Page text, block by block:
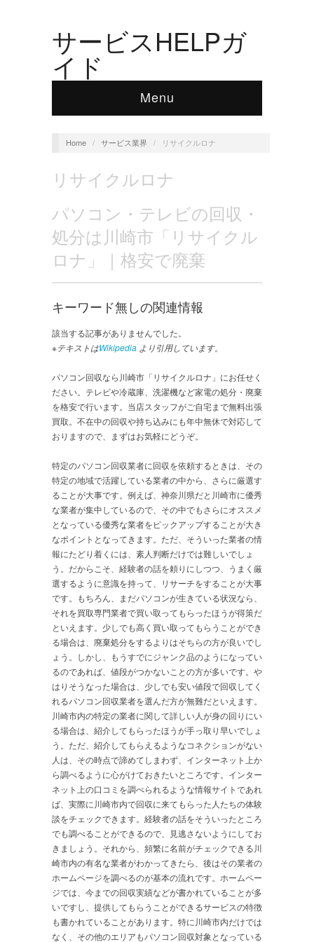
サービスHELPガ
イド
Menu
Home / サービス業界 / リサイクルロナ
リサイクルロナ
パソコン・テレビの回収・
処分は川崎市「リサイクル
ロナ」｜格安で廃棄
キーワード無しの関連情報
該当する記事がありませんでした。
※テキストはWikipedia より引用しています。
パソコン回収なら川崎市「リサイクルロナ」にお任せく
ださい。テレビや冷蔵庫、洗濯機など家電の処分・廃棄
を格安で行います。当店スタッフがご自宅まで無料出張
買取。不在中の回収や持ち込みにも年中無休で対応して
おりますので、まずはお気軽にどうぞ。
特定のパソコン回収業者に回収を依頼するときは、その
特定の地域で活躍している業者の中から、さらに厳選す
ることが大事です。例えば、神奈川県だと川崎市に優秀
な業者が集中しているので、その中でもさらにオススメ
となっている優秀な業者をピックアップすることが大き
なポイントとなってきます。ただ、そういった業者の情
報にたどり着くには、素人判断だけでは難しいでしょ
う。だからこそ、経験者の話を頼りにしつつ、うまく厳
選するように意識を持って、リサーチをすることが大事
です。もちろん、まだパソコンが生きている状況なら、
それを買取専門業者で買い取ってもらったほうが得策だ
といえます。少しでも高く買い取ってもらうことができ
る場合は、廃棄処分をするよりはそちらの方が良いでし
ょう。しかし、もうすでにジャンク品のようになってい
るのであれば、値段がつかないことの方が多いです。や
はりそうなった場合は、少しでも安い値段で回収してく
れるパソコン回収業者を選んだ方が無難だといえます。
川崎市内の特定の業者に関して詳しい人が身の回りにい
る場合は、紹介してもらったほうが手っ取り早いでしょ
う。ただ、紹介してもらえるようなコネクションがない
人は、その時点で諦めてしまわず、インターネット上か
ら調べるように心がけておきたいところです。インター
ネット上の口コミを調べられるような情報サイトであれ
ば、実際に川崎市内で回収に来てもらった人たちの体験
談をチェックできます。経験者の話をそういったところ
でも調べることができるので、見逃さないようにしてお
きましょう。それから、頻繁に名前がチェックできる川
崎市内の有名な業者がわかってきたら、後はその業者の
ホームページを調べるのが基本の流れです。ホームペー
ジでは、今までの回収実績などが書かれていることが多
いですし、提供してもらうことができるサービスの特徴
も書かれていることがあります。特に川崎市内だけでは
なく、その他のエリアもパソコン回収対象となっている